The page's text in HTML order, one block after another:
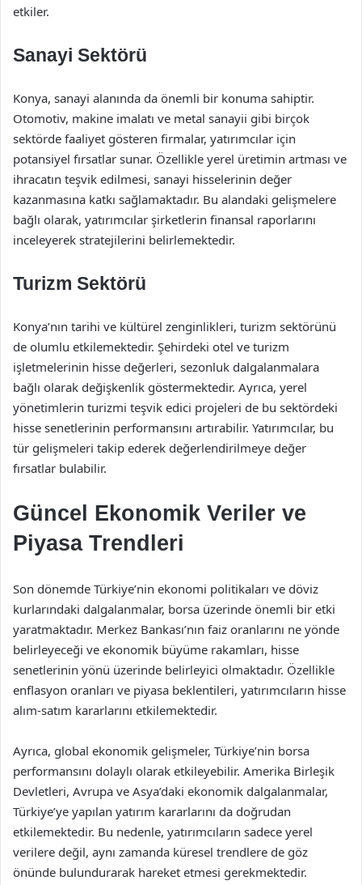
etkiler.
Sanayi Sektörü
Konya, sanayi alanında da önemli bir konuma sahiptir.
Otomotiv, makine imalatı ve metal sanayii gibi birçok
sektörde faaliyet gösteren firmalar, yatırımcılar için
potansiyel fırsatlar sunar. Özellikle yerel üretimin artması ve
ihracatın teşvik edilmesi, sanayi hisselerinin değer
kazanmasına katkı sağlamaktadır. Bu alandaki gelişmelere
bağlı olarak, yatırımcılar şirketlerin finansal raporlarını
inceleyerek stratejilerini belirlemektedir.
Turizm Sektörü
Konya’nın tarihi ve kültürel zenginlikleri, turizm sektörünü
de olumlu etkilemektedir. Şehirdeki otel ve turizm
işletmelerinin hisse değerleri, sezonluk dalgalanmalara
bağlı olarak değişkenlik göstermektedir. Ayrıca, yerel
yönetimlerin turizmi teşvik edici projeleri de bu sektördeki
hisse senetlerinin performansını artırabilir. Yatırımcılar, bu
tür gelişmeleri takip ederek değerlendirilmeye değer
fırsatlar bulabilir.
Güncel Ekonomik Veriler ve
Piyasa Trendleri
Son dönemde Türkiye’nin ekonomi politikaları ve döviz
kurlarındaki dalgalanmalar, borsa üzerinde önemli bir etki
yaratmaktadır. Merkez Bankası’nın faiz oranlarını ne yönde
belirleyeceği ve ekonomik büyüme rakamları, hisse
senetlerinin yönü üzerinde belirleyici olmaktadır. Özellikle
enflasyon oranları ve piyasa beklentileri, yatırımcıların hisse
alım-satım kararlarını etkilemektedir.
Ayrıca, global ekonomik gelişmeler, Türkiye’nin borsa
performansını dolaylı olarak etkileyebilir. Amerika Birleşik
Devletleri, Avrupa ve Asya’daki ekonomik dalgalanmalar,
Türkiye’ye yapılan yatırım kararlarını da doğrudan
etkilemektedir. Bu nedenle, yatırımcıların sadece yerel
verilere değil, aynı zamanda küresel trendlere de göz
önünde bulundurarak hareket etmesi gerekmektedir.